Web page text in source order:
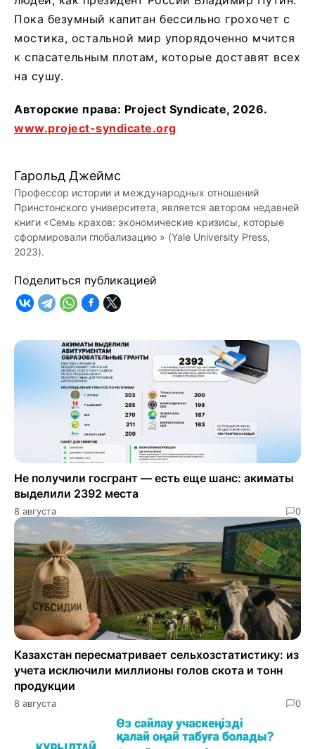
Пока безумный капитан бессильно грохочет с
мостика, остальной мир упорядоченно мчится
к спасательным плотам, которые доставят всех
на сушу.
Авторские права: Project Syndicate, 2026.
www.project-syndicate.org
Гарольд Джеймс
Профессор истории и международных отношений
Принстонского университета, является автором недавней
книги «Семь крахов: экономические кризисы, которые
сформировали глобализацию » (Yale University Press,
2023).
Поделиться публикацией
Не получили госгрант — есть еще шанс: акиматы
выделили 2392 места
8 августа 0
Казахстан пересматривает сельхозстатистику: из
учета исключили миллионы голов скота и тонн
продукции
8 августа 0